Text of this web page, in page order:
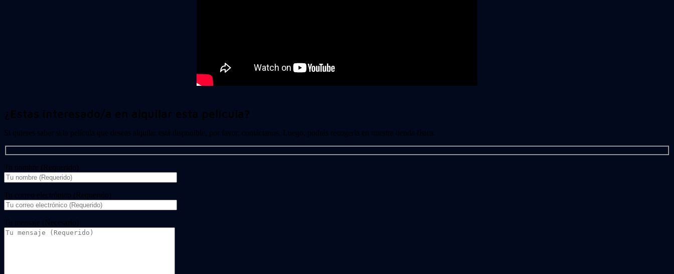
¿Estas interesado/a en alquilar esta película?
Si quieres saber si la película que deseas alquilar está disponible, por favor, contáctanos. Luego, podrás recogerla en nuestra tienda física.
Tu nombre (Requerido)
Tu correo electrónico (Requerido)
Tu mensaje (Necesario)